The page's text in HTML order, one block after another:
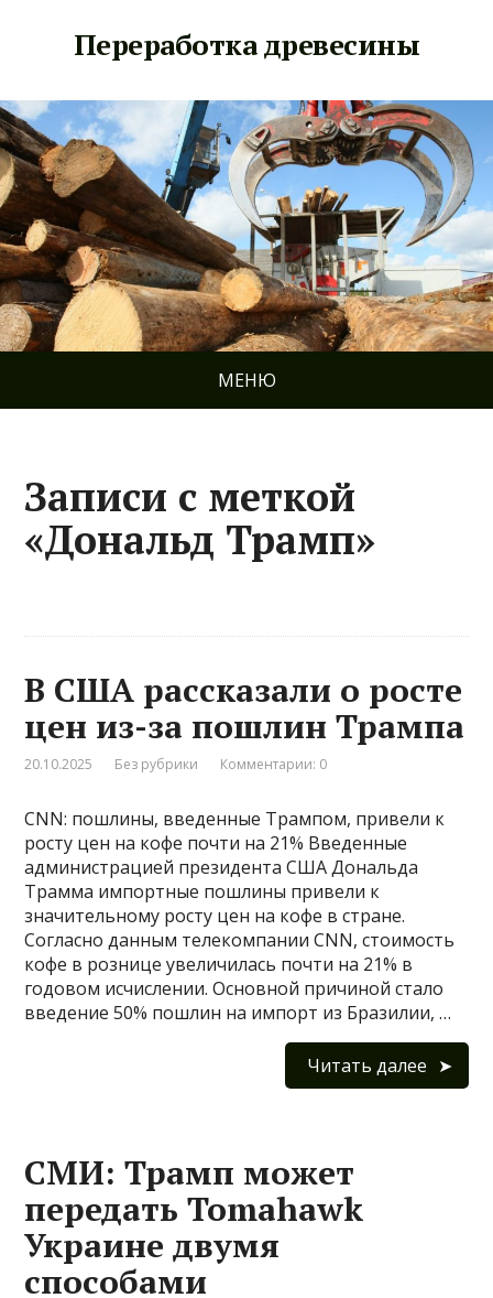
Переработка древесины
МЕНЮ
Записи с меткой
«Дональд Трамп»
В США рассказали о росте
цен из-за пошлин Трампа
20.10.2025 Без рубрики Комментарии: 0
CNN: пошлины, введенные Трампом, привели к
росту цен на кофе почти на 21% Введенные
администрацией президента США Дональда
Трамма импортные пошлины привели к
значительному росту цен на кофе в стране.
Согласно данным телекомпании CNN, стоимость
кофе в рознице увеличилась почти на 21% в
годовом исчислении. Основной причиной стало
введение 50% пошлин на импорт из Бразилии, …
Читать далее
СМИ: Трамп может
передать Tomahawk
Украине двумя
способами